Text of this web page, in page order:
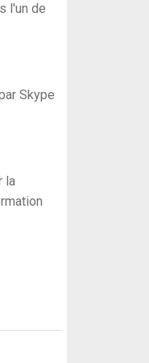
l'un de
Skype
la